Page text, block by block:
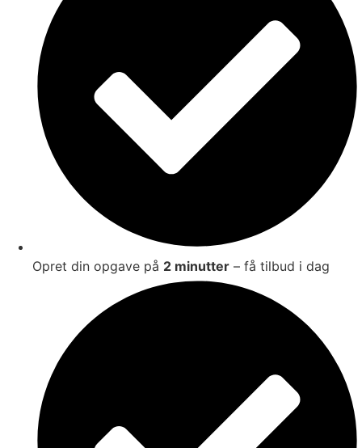
Opret din opgave på 2 minutter – få tilbud i dag